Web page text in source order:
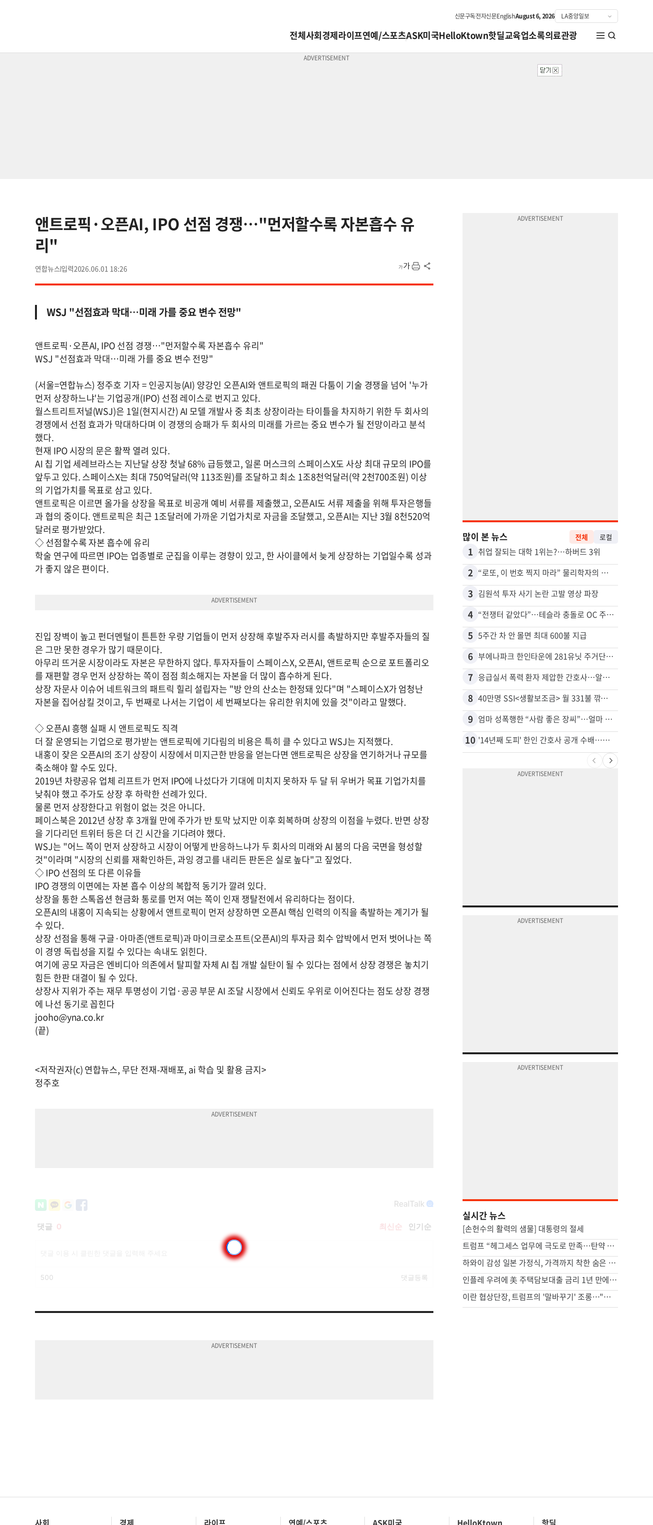
신문구독전자신문EnglishAugust 6, 2026
전체사회경제라이프연예/스포츠ASK미국HelloKtown핫딜교육업소록의료관광
앤트로픽·오픈AI, IPO 선점 경쟁…"먼저할수록 자본흡수 유
리"
연합뉴스 2026.06.01 18:26
WSJ "선점효과 막대…미래 가를 중요 변수 전망"
앤트로픽·오픈AI, IPO 선점 경쟁…"먼저할수록 자본흡수 유리"
WSJ "선점효과 막대…미래 가를 중요 변수 전망"
(서울=연합뉴스) 정주호 기자 = 인공지능(AI) 양강인 오픈AI와 앤트로픽의 패권 다툼이 기술 경쟁을 넘어 '누가
먼저 상장하느냐'는 기업공개(IPO) 선점 레이스로 번지고 있다.
월스트리트저널(WSJ)은 1일(현지시간) AI 모델 개발사 중 최초 상장이라는 타이틀을 차지하기 위한 두 회사의
경쟁에서 선점 효과가 막대하다며 이 경쟁의 승패가 두 회사의 미래를 가르는 중요 변수가 될 전망이라고 분석
했다.
현재 IPO 시장의 문은 활짝 열려 있다.
AI 칩 기업 세레브라스는 지난달 상장 첫날 68% 급등했고, 일론 머스크의 스페이스X도 사상 최대 규모의 IPO를
앞두고 있다. 스페이스X는 최대 750억달러(약 113조원)를 조달하고 최소 1조8천억달러(약 2천700조원) 이상
의 기업가치를 목표로 삼고 있다.
앤트로픽은 이르면 올가을 상장을 목표로 비공개 예비 서류를 제출했고, 오픈AI도 서류 제출을 위해 투자은행들
과 협의 중이다. 앤트로픽은 최근 1조달러에 가까운 기업가치로 자금을 조달했고, 오픈AI는 지난 3월 8천520억
달러로 평가받았다.
◇ 선점할수록 자본 흡수에 유리
학술 연구에 따르면 IPO는 업종별로 군집을 이루는 경향이 있고, 한 사이클에서 늦게 상장하는 기업일수록 성과
가 좋지 않은 편이다.
진입 장벽이 높고 펀더멘털이 튼튼한 우량 기업들이 먼저 상장해 후발주자 러시를 촉발하지만 후발주자들의 질
은 그만 못한 경우가 많기 때문이다.
아무리 뜨거운 시장이라도 자본은 무한하지 않다. 투자자들이 스페이스X, 오픈AI, 앤트로픽 순으로 포트폴리오
를 재편할 경우 먼저 상장하는 쪽이 점점 희소해지는 자본을 더 많이 흡수하게 된다.
상장 자문사 이슈어 네트워크의 패트릭 힐리 설립자는 "방 안의 산소는 한정돼 있다"며 "스페이스X가 엄청난
자본을 집어삼킬 것이고, 두 번째로 나서는 기업이 세 번째보다는 유리한 위치에 있을 것"이라고 말했다.
◇ 오픈AI 흥행 실패 시 앤트로픽도 직격
더 잘 운영되는 기업으로 평가받는 앤트로픽에 기다림의 비용은 특히 클 수 있다고 WSJ는 지적했다.
내홍이 잦은 오픈AI의 조기 상장이 시장에서 미지근한 반응을 얻는다면 앤트로픽은 상장을 연기하거나 규모를
축소해야 할 수도 있다.
2019년 차량공유 업체 리프트가 먼저 IPO에 나섰다가 기대에 미치지 못하자 두 달 뒤 우버가 목표 기업가치를
낮춰야 했고 주가도 상장 후 하락한 선례가 있다.
물론 먼저 상장한다고 위험이 없는 것은 아니다.
페이스북은 2012년 상장 후 3개월 만에 주가가 반 토막 났지만 이후 회복하며 상장의 이점을 누렸다. 반면 상장
을 기다리던 트위터 등은 더 긴 시간을 기다려야 했다.
WSJ는 "어느 쪽이 먼저 상장하고 시장이 어떻게 반응하느냐가 두 회사의 미래와 AI 붐의 다음 국면을 형성할
것"이라며 "시장의 신뢰를 재확인하든, 과잉 경고를 내리든 판돈은 실로 높다"고 짚었다.
◇ IPO 선점의 또 다른 이유들
IPO 경쟁의 이면에는 자본 흡수 이상의 복합적 동기가 깔려 있다.
상장을 통한 스톡옵션 현금화 통로를 먼저 여는 쪽이 인재 쟁탈전에서 유리하다는 점이다.
오픈AI의 내홍이 지속되는 상황에서 앤트로픽이 먼저 상장하면 오픈AI 핵심 인력의 이직을 촉발하는 계기가 될
수 있다.
상장 선점을 통해 구글·아마존(앤트로픽)과 마이크로소프트(오픈AI)의 투자금 회수 압박에서 먼저 벗어나는 쪽
이 경영 독립성을 지킬 수 있다는 속내도 읽힌다.
여기에 공모 자금은 엔비디아 의존에서 탈피할 자체 AI 칩 개발 실탄이 될 수 있다는 점에서 상장 경쟁은 놓치기
힘든 한판 대결이 될 수 있다.
상장사 지위가 주는 재무 투명성이 기업·공공 부문 AI 조달 시장에서 신뢰도 우위로 이어진다는 점도 상장 경쟁
에 나선 동기로 꼽힌다
jooho@yna.co.kr
(끝)
<저작권자(c) 연합뉴스, 무단 전재-재배포, ai 학습 및 활용 금지>
정주호
많이 본 뉴스 전체 로컬
1 취업 잘되는 대학 1위는?…하버드 3위
2 “로또, 이 번호 찍지 마라” 물리학자의 당첨금 높이는 비밀
3 김원석 투자 사기 논란 고발 영상 파장
4 “전쟁터 같았다”…테슬라 충돌로 OC 주택 4채 파손
5 5주간 차 안 몰면 최대 600불 지급
6 부에나파크 한인타운에 281유닛 주거단지 들어선다
7 응급실서 폭력 환자 제압한 간호사…알고 보니
8 40만명 SSI<생활보조금> 월 331불 깎이나
9 엄마 성폭행한 “사람 좋은 장씨”…얼마 뒤 딸 배도 불러왔다
10 '14년째 도피' 한인 간호사 공개 수배…메디케어 사기 유죄
실시간 뉴스
[손헌수의 활력의 샘물] 대통령의 절세
트럼프 “헤그세스 업무에 극도로 만족…탄약 부족 질책은 가짜뉴스”
하와이 감성 일본 가정식, 가격까지 착한 숨은 맛집 [영상]
인플레 우려에 美 주택담보대출 금리 1년 만에 최고
이란 협상단장, 트럼프의 '말바꾸기' 조롱…"무한 반복 쇼 외교"